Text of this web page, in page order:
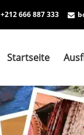
+212 666 887 333
Startseite